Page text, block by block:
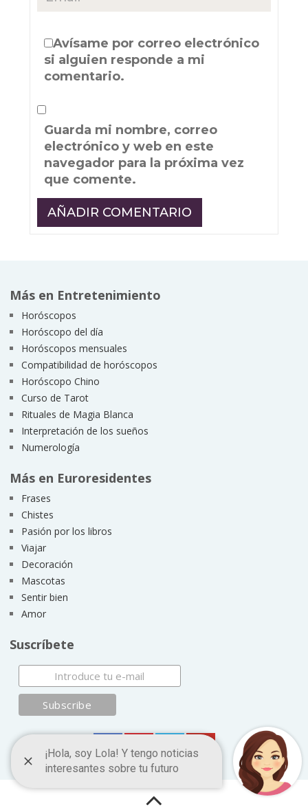
Avísame por correo electrónico
si alguien responde a mi
comentario.
Guarda mi nombre, correo
electrónico y web en este
navegador para la próxima vez
que comente.
Más en Entretenimiento
Horóscopos
Horóscopo del día
Horóscopos mensuales
Compatibilidad de horóscopos
Horóscopo Chino
Curso de Tarot
Rituales de Magia Blanca
Interpretación de los sueños
Numerología
Más en Euroresidentes
Frases
Chistes
Pasión por los libros
Viajar
Decoración
Mascotas
Sentir bien
Amor
Suscríbete